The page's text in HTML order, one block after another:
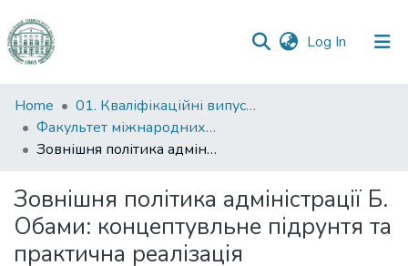
Log In (current)
Communities
&
Collections
Statistics
Home
01. Кваліфікаційні випускні роботи здобувачів вищої освіти
Факультет міжнародних відносин, політології та соціології
Зовнішня політика адміністрації Б. Обами: концептувльне підрунтя та практична реалізація
Зовнішня політика адміністрації Б.
Обами: концептувльне підрунтя та
практична реалізація